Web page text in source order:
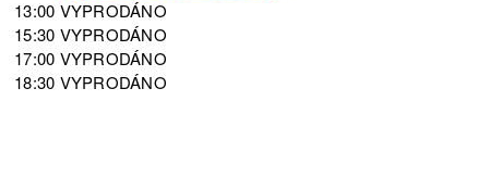
13:00 VYPRODÁNO
15:30 VYPRODÁNO
17:00 VYPRODÁNO
18:30 VYPRODÁNO